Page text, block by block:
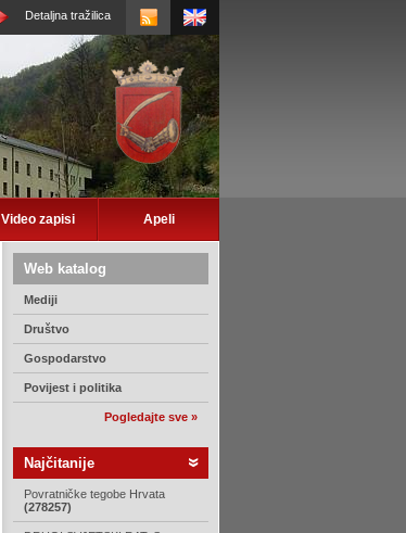
Detaljna tražilica
Video zapisi Apeli
Web katalog
Mediji
Društvo
Gospodarstvo
Povijest i politika
Pogledajte sve »
Najčitanije
Povratničke tegobe Hrvata
(278257)